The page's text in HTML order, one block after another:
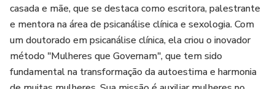
- *Reflexões que Inspiram*: Prepare-se para uma leitura
que provoca reflexão e autoconhecimento, desafiando-o a
olhar para dentro e a se reconectar com sua essência.
Aprenda a transformardorres em poder e a romper com
padrões
casada e mãe, que se destaca como escritora, palestrante
e mentora na área de psicanálise clínica e sexologia. Com
um doutorado em psicanálise clínica, ela criou o inovador
método "Mulheres que Governam", que tem sido
fundamental na transformação da autoestima e harmonia